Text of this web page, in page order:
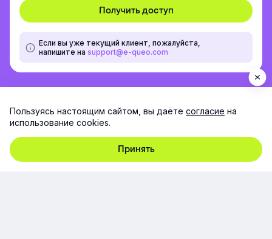
Если вы уже текущий клиент, пожалуйста,
напишите на support@e-queo.com
Пользуясь настоящим сайтом, вы даёте согласие на
использование cookies.
Принять